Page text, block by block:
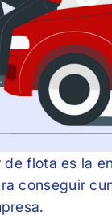
flota es la
conseguir